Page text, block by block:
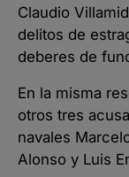
Claudio
delitos de
deberes de
En la misma
otros tres
navales
Alonso y Luis